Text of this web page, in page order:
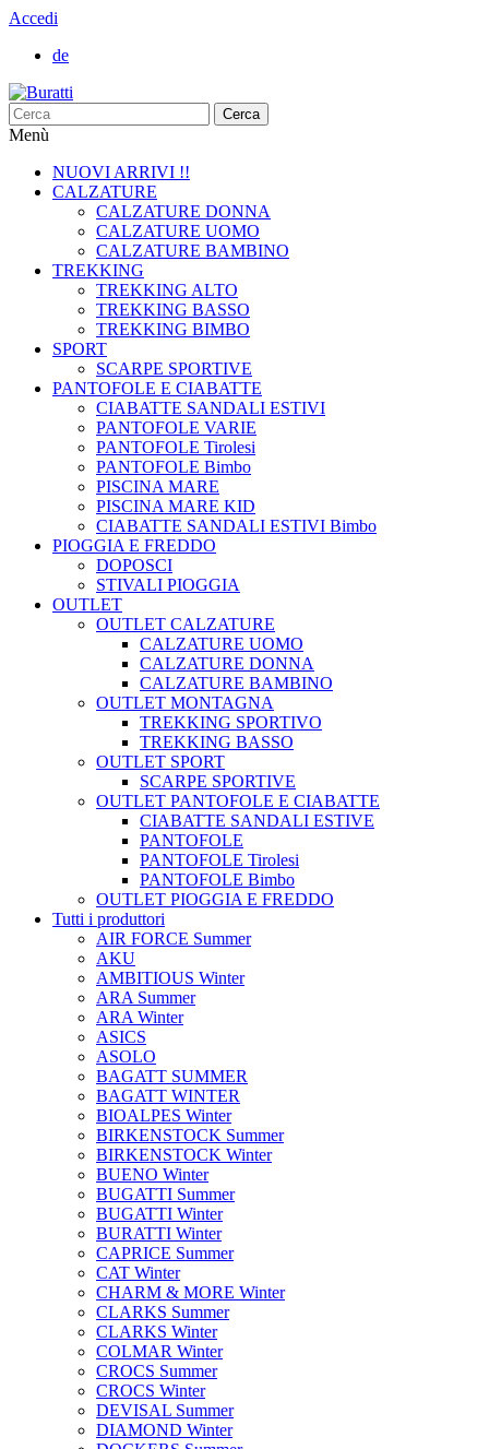
Accedi
de
Cerca
Menù
NUOVI ARRIVI !!
CALZATURE
CALZATURE DONNA
CALZATURE UOMO
CALZATURE BAMBINO
TREKKING
TREKKING ALTO
TREKKING BASSO
TREKKING BIMBO
SPORT
SCARPE SPORTIVE
PANTOFOLE E CIABATTE
CIABATTE SANDALI ESTIVI
PANTOFOLE VARIE
PANTOFOLE Tirolesi
PANTOFOLE Bimbo
PISCINA MARE
PISCINA MARE KID
CIABATTE SANDALI ESTIVI Bimbo
PIOGGIA E FREDDO
DOPOSCI
STIVALI PIOGGIA
OUTLET
OUTLET CALZATURE
CALZATURE UOMO
CALZATURE DONNA
CALZATURE BAMBINO
OUTLET MONTAGNA
TREKKING SPORTIVO
TREKKING BASSO
OUTLET SPORT
SCARPE SPORTIVE
OUTLET PANTOFOLE E CIABATTE
CIABATTE SANDALI ESTIVE
PANTOFOLE
PANTOFOLE Tirolesi
PANTOFOLE Bimbo
OUTLET PIOGGIA E FREDDO
Tutti i produttori
AIR FORCE Summer
AKU
AMBITIOUS Winter
ARA Summer
ARA Winter
ASICS
ASOLO
BAGATT SUMMER
BAGATT WINTER
BIOALPES Winter
BIRKENSTOCK Summer
BIRKENSTOCK Winter
BUENO Winter
BUGATTI Summer
BUGATTI Winter
BURATTI Winter
CAPRICE Summer
CAT Winter
CHARM & MORE Winter
CLARKS Summer
CLARKS Winter
COLMAR Winter
CROCS Summer
CROCS Winter
DEVISAL Summer
DIAMOND Winter